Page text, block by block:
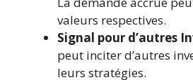
valeurs respectives.
Signal pour d’autres
peut inciter d’autres
leurs stratégies.